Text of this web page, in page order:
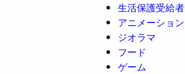
生活保護受給者
アニメーション
ジオラマ
フード
ゲーム